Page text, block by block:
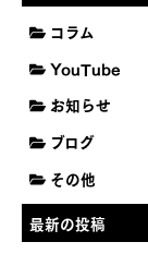
コラム
YouTube
お知らせ
ブログ
その他
最新の投稿